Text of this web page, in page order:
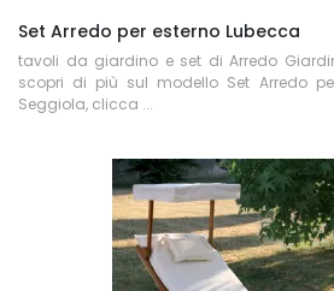
Set Arredo per esterno Lubecca
tavoli da giardino e set di Arredo
scopri di più sul modello Set Arredo
Seggiola, clicca ...